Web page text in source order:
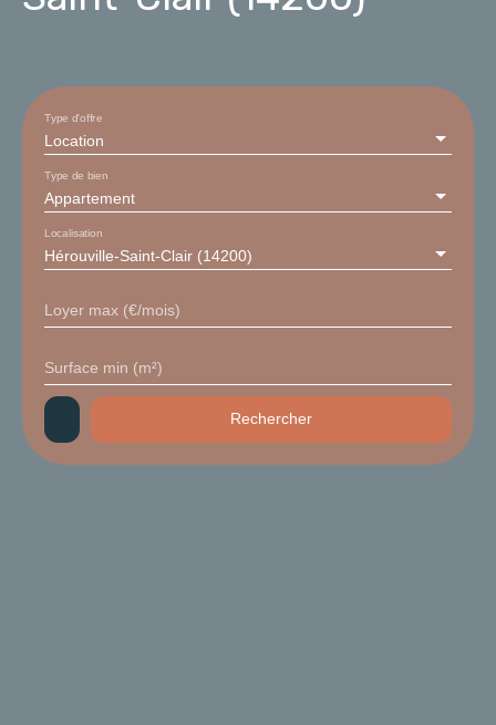
Location
Type d'offre
Appartement
Type de bien
Hérouville-Saint-Clair (14200)
Localisation
Loyer max (€/mois)
Surface min (m²)
Rechercher